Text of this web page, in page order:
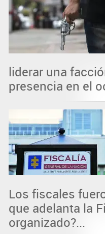
liderar una
presencia en el
Los fiscales
que adelanta la
organizado?...